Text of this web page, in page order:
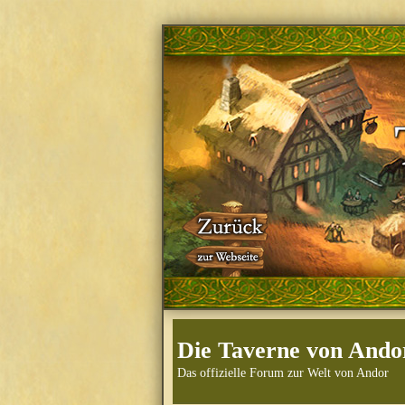
Die Taverne von
Das offizielle Forum zur Welt von Andor